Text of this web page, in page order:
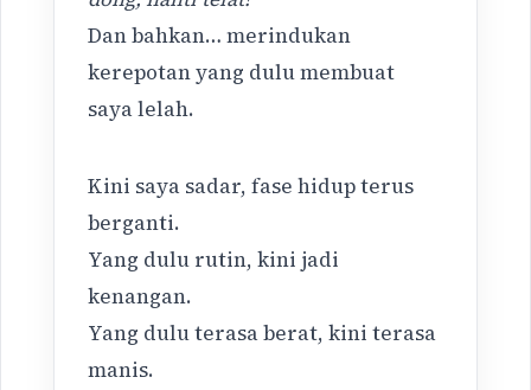
Dan bahkan… merindukan
kerepotan yang dulu membuat
saya lelah.
Kini saya sadar, fase hidup terus
berganti.
Yang dulu rutin, kini jadi
kenangan.
Yang dulu terasa berat, kini terasa
manis.